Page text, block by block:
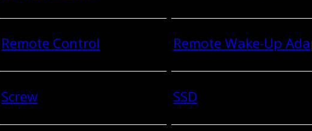
Remote Control Remote Wake-Up
Screw SSD